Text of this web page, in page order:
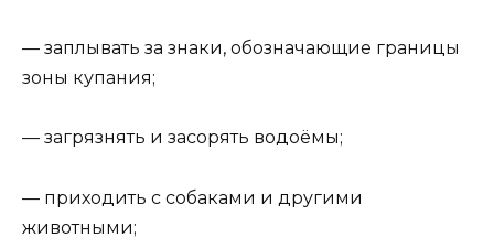
— заплывать за знаки, обозначающие границы
зоны купания;
— загрязнять и засорять водоёмы;
— приходить с собаками и другими
животными;